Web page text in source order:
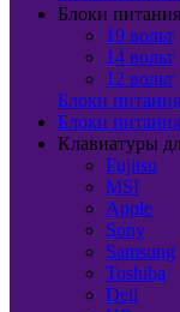
Блоки
19 вольт
14 вольт
12 вольт
Блоки
Блоки
Клавиатуры
Fujitsu
MSI
Apple
Sony
Samsung
Toshiba
Dell